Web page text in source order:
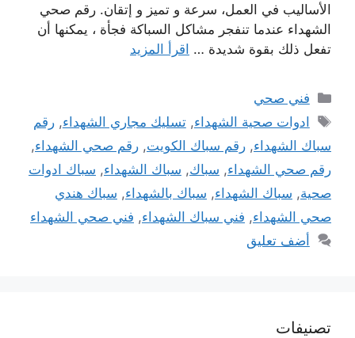
الأساليب في العمل، سرعة و تميز و إتقان. رقم صحي
الشهداء عندما تنفجر مشاكل السباكة فجأة ، يمكنها أن
تفعل ذلك بقوة شديدة … اقرأ المزيد
التصنيفات
فني صحي
الوسوم
ادوات صحية الشهداء,تسليك مجاري الشهداء,رقم
سباك الشهداء, رقم سباك الكويت, رقم صحي الشهداء,
رقم صحي الشهداء, سباك, سباك الشهداء, سباك ادوات
صحية, سباك الشهداء, سباك بالشهداء, سباك هندي
صحي الشهداء, فني سباك الشهداء, فني صحي الشهداء
أضف تعليق
تصنيفات